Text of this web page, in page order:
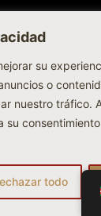
su
o
nuestro tráfico.
su
todo